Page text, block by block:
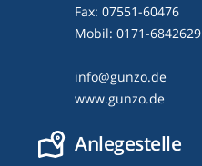
Fax: 07551-60476
Mobil: 0171-6842629
info@gunzo.de
www.gunzo.de
Anlegestelle